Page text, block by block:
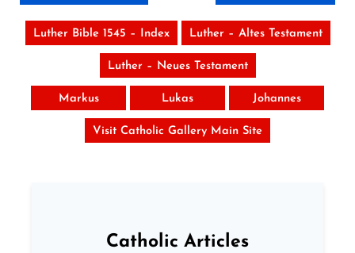
Luther Bible 1545 – Index Luther – Altes Testament
Luther – Neues Testament
Markus Lukas Johannes
Visit Catholic Gallery Main Site
Catholic Articles